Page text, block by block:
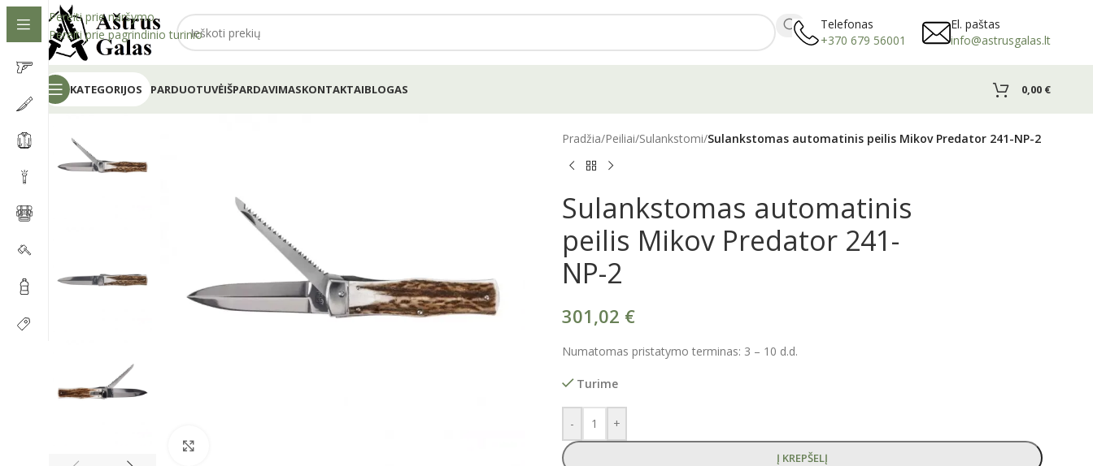
Pereiti prie naršymo
Pereiti prie pagrindinio turinio
Telefonas
+370 679 56001
El. paštas
info@astrusgalas.lt
KATEGORIJOS PARDUOTUVĖIŠPARDAVIMASKONTAKTAIBLOGAS 0,00 €
Pradžia/Peiliai/Sulankstomi/Sulankstomas automatinis peilis Mikov Predator 241-NP-2
Sulankstomas automatinis
peilis Mikov Predator 241-
NP-2
301,02 €
Numatomas pristatymo terminas: 3 – 10 d.d.
Turime
- +
Į KREPŠELĮ